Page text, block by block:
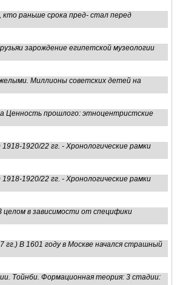
раньше срока пред- стал перед
зарождение египетской музеологии
Миллионы советских детей на
Ценность прошлого: этноцентристские
1920/22 гг. - Хронологические рамки
1920/22 гг. - Хронологические рамки
в зависимости от специфики
В 1601 году в Москве начался страшный
Тойнби. Формационная теория: 3 стадии: